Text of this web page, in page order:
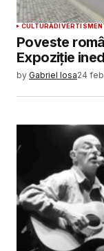
CULTURĂ
Poveste
Expoziţie
by Gabriel Iosa24